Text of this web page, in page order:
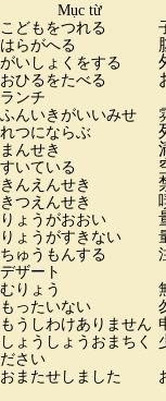
Mục từ
こどもをつれる
はらがへる
がいしょくをする
おひるをたべる
ランチ
ふんいきがいいみせ
れつにならぶ
まんせき
すいている
きんえんせき
きつえんせき
りょうがおおい
りょうがすきない
ちゅうもんする
デザート
むりょう
もったいない
もうしわけありません
しょうしょうおまちく
ださい
おまたせしました